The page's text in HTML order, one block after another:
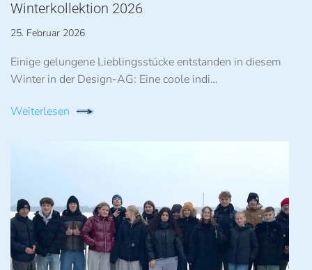
Winterkollektion 2026
25. Februar 2026
Einige gelungene Lieblingsstücke entstanden in diesem
Winter in der Design-AG: Eine coole indi…
Weiterlesen